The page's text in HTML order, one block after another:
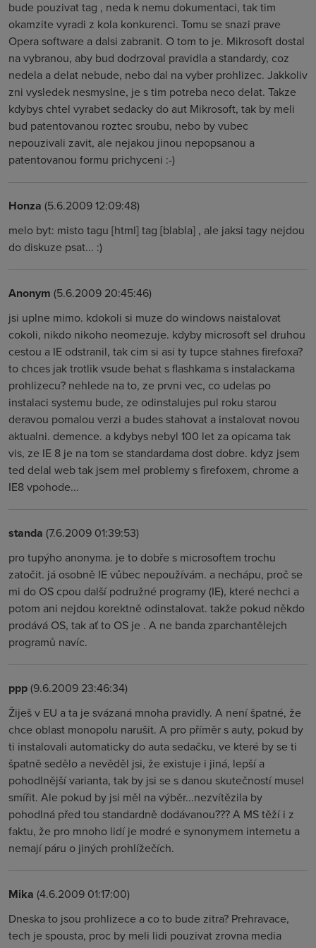
bude pouzivat tag , neda k nemu dokumentaci, tak tim
okamzite vyradi z kola konkurenci. Tomu se snazi prave
Opera software a dalsi zabranit. O tom to je. Mikrosoft dostal
na vybranou, aby bud dodrzoval pravidla a standardy, coz
nedela a delat nebude, nebo dal na vyber prohlizec. Jakkoliv
zni vysledek nesmyslne, je s tim potreba neco delat. Takze
kdybys chtel vyrabet sedacky do aut Mikrosoft, tak by meli
bud patentovanou roztec sroubu, nebo by vubec
nepouzivali zavit, ale nejakou jinou nepopsanou a
patentovanou formu prichyceni :-)
Honza (5.6.2009 12:09:48)
melo byt: misto tagu [html] tag [blabla] , ale jaksi tagy nejdou
do diskuze psat... :)
Anonym (5.6.2009 20:45:46)
jsi uplne mimo. kdokoli si muze do windows naistalovat
cokoli, nikdo nikoho neomezuje. kdyby microsoft sel druhou
cestou a IE odstranil, tak cim si asi ty tupce stahnes firefoxa?
to chces jak trotlik vsude behat s flashkama s instalackama
prohlizecu? nehlede na to, ze prvni vec, co udelas po
instalaci systemu bude, ze odinstalujes pul roku starou
deravou pomalou verzi a budes stahovat a instalovat novou
aktualni. demence. a kdybys nebyl 100 let za opicama tak
vis, ze IE 8 je na tom se standardama dost dobre. kdyz jsem
ted delal web tak jsem mel problemy s firefoxem, chrome a
IE8 vpohode...
standa (7.6.2009 01:39:53)
pro tupýho anonyma. je to dobře s microsoftem trochu
zatočit. já osobně IE vůbec nepoužívám. a nechápu, proč se
mi do OS cpou další podružné programy (IE), které nechci a
potom ani nejdou korektně odinstalovat. takže pokud někdo
prodává OS, tak ať to OS je . A ne banda zparchantělejch
programů navíc.
ppp(9.6.2009 23:46:34)
Žiješ v EU a ta je svázaná mnoha pravidly. A není špatné, že
chce oblast monopolu narušit. A pro příměr s auty, pokud by
ti instalovali automaticky do auta sedačku, ve které by se ti
špatně sedělo a nevěděl jsi, že existuje i jiná, lepší a
pohodlnější varianta, tak by jsi se s danou skutečností musel
smířit. Ale pokud by jsi měl na výběr...nezvítězila by
pohodlná před tou standardně dodávanou??? A MS těží i z
faktu, že pro mnoho lidí je modré e synonymem internetu a
nemají páru o jiných prohlížečích.
Mika (4.6.2009 01:17:00)
Dneska to jsou prohlizece a co to bude zitra? Prehravace,
tech je spousta, proc by meli lidi pouzivat zrovna media